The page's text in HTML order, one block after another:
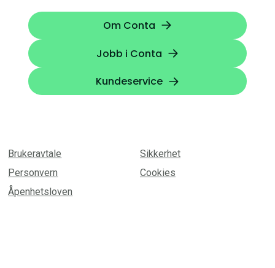
Om Conta
Jobb i Conta
Kundeservice
Brukeravtale
Sikkerhet
Personvern
Cookies
Åpenhetsloven